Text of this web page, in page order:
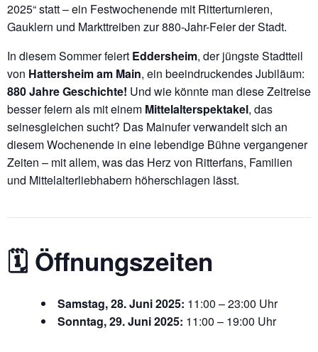
2025“ statt – ein Festwochenende mit Ritterturnieren,
Gauklern und Markttreiben zur 880-Jahr-Feier der Stadt.
In diesem Sommer feiert Eddersheim, der jüngste Stadtteil
von Hattersheim am Main, ein beeindruckendes Jubiläum:
880 Jahre Geschichte! Und wie könnte man diese Zeitreise
besser feiern als mit einem Mittelalterspektakel, das
seinesgleichen sucht? Das Mainufer verwandelt sich an
diesem Wochenende in eine lebendige Bühne vergangener
Zeiten – mit allem, was das Herz von Ritterfans, Familien
und Mittelalterliebhabern höherschlagen lässt.
🗓 Öffnungszeiten
Samstag, 28. Juni 2025: 11:00 – 23:00 Uhr
Sonntag, 29. Juni 2025: 11:00 – 19:00 Uhr